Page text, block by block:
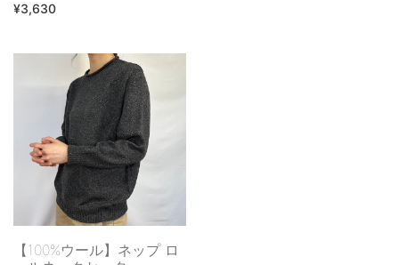
¥3,630
【100%ウール】ネップ ロ